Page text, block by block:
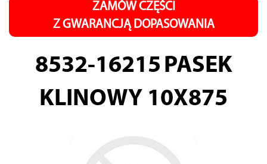
ZAMÓW CZĘŚCI
Z GWARANCJĄ DOPASOWANIA
8532-16215 PASEK
KLINOWY 10X875